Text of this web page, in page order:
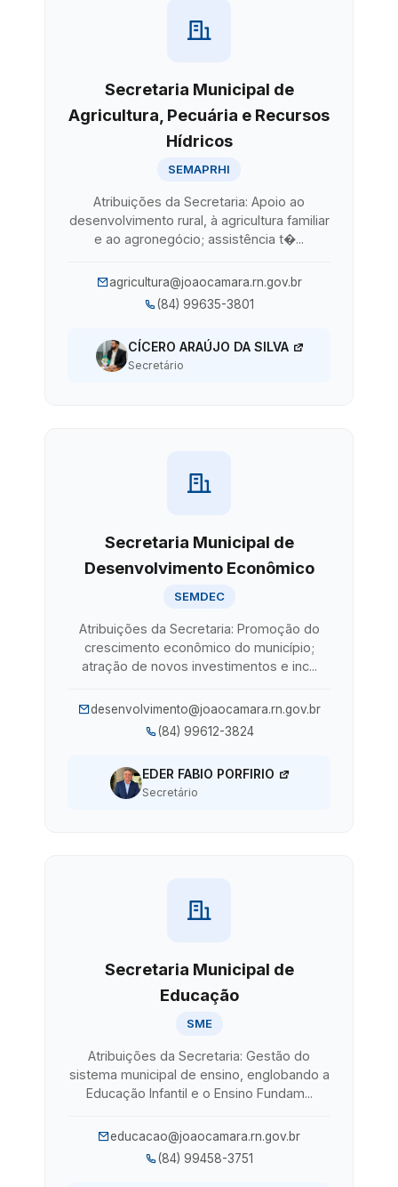
Secretaria Municipal de
Agricultura, Pecuária e Recursos
Hídricos
SEMAPRHI
Atribuições da Secretaria: Apoio ao
desenvolvimento rural, à agricultura familiar
e ao agronegócio; assistência t�...
agricultura@joaocamara.rn.gov.br
(84) 99635-3801
CÍCERO ARAÚJO DA SILVA
Secretário
Secretaria Municipal de
Desenvolvimento Econômico
SEMDEC
Atribuições da Secretaria: Promoção do
crescimento econômico do município;
atração de novos investimentos e inc...
desenvolvimento@joaocamara.rn.gov.br
(84) 99612-3824
EDER FABIO PORFIRIO
Secretário
Secretaria Municipal de
Educação
SME
Atribuições da Secretaria: Gestão do
sistema municipal de ensino, englobando a
Educação Infantil e o Ensino Fundam...
educacao@joaocamara.rn.gov.br
(84) 99458-3751